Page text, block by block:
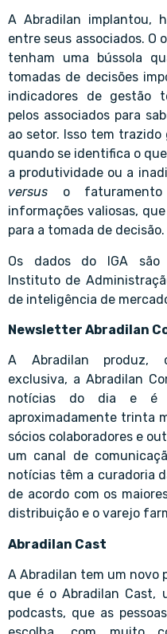
A Abradilan implantou,
entre seus associados. O
tenham uma bússola
tomadas de decisões
indicadores de gestão
pelos associados para
ao setor. Isso tem
quando se identifica o
a produtividade ou a
versus o
informações valiosas,
para a tomada de decisão.
Os dados do IGA são
Instituto de
de inteligência de
Newsletter Abradilan
A Abradilan produz,
exclusiva, a Abradilan
notícias do dia e é
aproximadamente trinta
sócios colaboradores e
um canal de
notícias têm a curadoria
de acordo com os
distribuição e o varejo
Abradilan Cast
A Abradilan tem um novo
que é o Abradilan Cast,
podcasts, que as